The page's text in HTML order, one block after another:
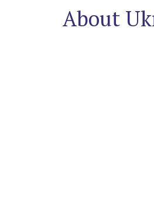
About